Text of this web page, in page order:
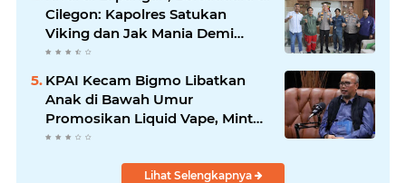
Cilegon: Kapolres Satukan
Viking dan Jak Mania Demi
Nobar Damai Piala Presiden
KPAI Kecam Bigmo Libatkan
Anak di Bawah Umur
Promosikan Liquid Vape, Minta
Aparat Bertindak Tegas
Lihat Selengkapnya